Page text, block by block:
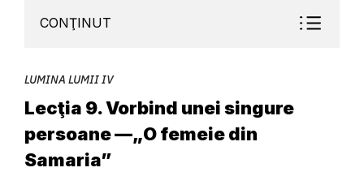
CONŢINUT
LUMINA LUMII IV
Lecţia 9. Vorbind unei singure
persoane —„O femeie din
Samaria”